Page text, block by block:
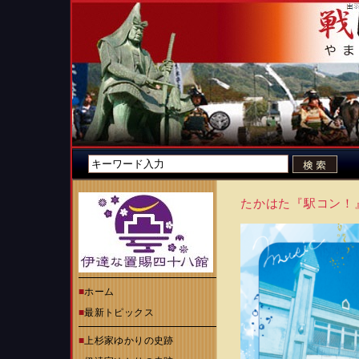
■ホーム
■最新トピックス
■上杉家ゆかりの史跡
たかはた『駅コン！